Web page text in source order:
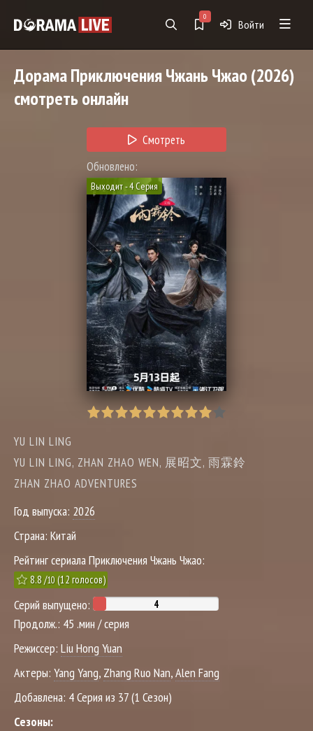
0
Войти
ДорамаПриключения Чжань Чжао(2026)
смотреть онлайн
Смотреть
Обновлено:
Выходит - 4 Серия
YU LIN LING
YU LIN LING, ZHAN ZHAO WEN, 展昭文, 雨霖鈴
ZHAN ZHAO ADVENTURES
Год выпуска: 2026
Страна: Китай
Рейтинг сериала Приключения Чжань Чжао:
8.8/10(12голосов)
Серий выпущено:
Продолж.: 45 .мин / серия
Режиссер: Liu Hong Yuan
Актеры: Yang Yang, Zhang Ruo Nan,Alen Fang
Добавлена: 4 Серия из 37 (1 Сезон)
Сезоны: